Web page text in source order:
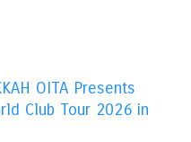
OITA Presents
Club Tour 2026 in